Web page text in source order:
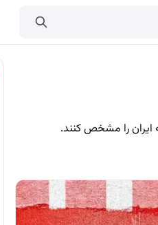
ایران را مشخص کنند.